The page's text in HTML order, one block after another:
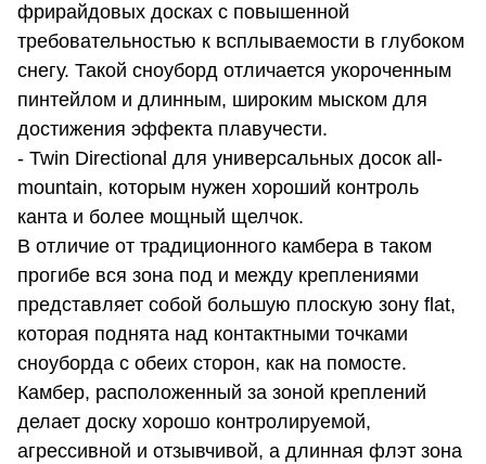
фрирайдовых досках с повышенной
требовательностью к всплываемости в глубоком
снегу. Такой сноуборд отличается укороченным
пинтейлом и длинным, широким мыском для
достижения эффекта плавучести.
- Twin Directional для универсальных досок all-
mountain, которым нужен хороший контроль
канта и более мощный щелчок.
В отличие от традиционного камбера в таком
прогибе вся зона под и между креплениями
представляет собой большую плоскую зону flat,
которая поднята над контактными точками
сноуборда с обеих сторон, как на помосте.
Камбер, расположенный за зоной креплений
делает доску хорошо контролируемой,
агрессивной и отзывчивой, а длинная флэт зона